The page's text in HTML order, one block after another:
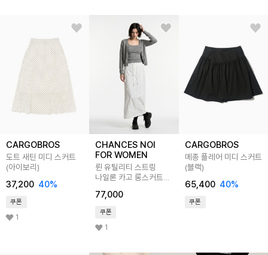
CARGOBROS
도트 새틴 미디 스커트
(아이보리)
37,200 40%
쿠폰
1
CHANCES NOI
FOR WOMEN
륀 유틸리티 스트링
나일론 카고 롱스커트
화이트)/W262SK04
77,000
쿠폰
1
CARGOBROS
메종 플레어 미디 스커트
(블랙)
65,400 40%
쿠폰